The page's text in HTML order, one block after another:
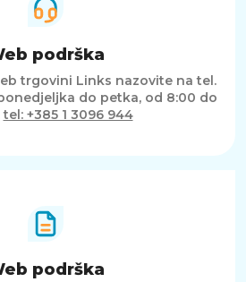
podrška
trgovini Links nazovite na tel.
do petka, od 8:00 do
tel: +385 1 3096 944
podrška